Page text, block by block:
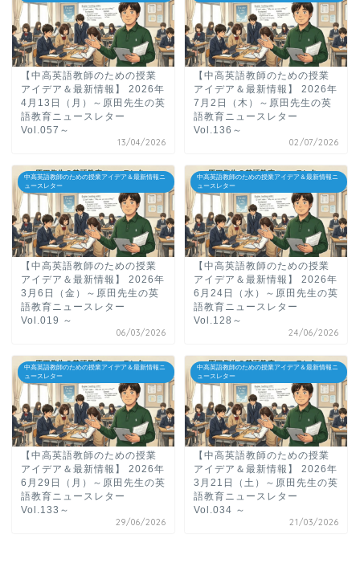
【中高英語教師のための授業
アイデア＆最新情報】 2026年
4月13日（月）～原田先生の英
語教育ニュースレター
Vol.057～
13/04/2026
【中高英語教師のための授業
アイデア＆最新情報】 2026年
7月2日（木）～原田先生の英
語教育ニュースレター
Vol.136～
02/07/2026
中高英語教師のための授業アイデア＆最新情報ニ
ュースレター
【中高英語教師のための授業
アイデア＆最新情報】 2026年
3月6日（金）～原田先生の英
語教育ニュースレター
Vol.019 ～
06/03/2026
中高英語教師のための授業アイデア＆最新情報ニ
ュースレター
【中高英語教師のための授業
アイデア＆最新情報】 2026年
6月24日（水）～原田先生の英
語教育ニュースレター
Vol.128～
24/06/2026
中高英語教師のための授業アイデア＆最新情報ニ
ュースレター
【中高英語教師のための授業
アイデア＆最新情報】 2026年
6月29日（月）～原田先生の英
語教育ニュースレター
Vol.133～
29/06/2026
中高英語教師のための授業アイデア＆最新情報ニ
ュースレター
【中高英語教師のための授業
アイデア＆最新情報】 2026年
3月21日（土）～原田先生の英
語教育ニュースレター
Vol.034 ～
21/03/2026